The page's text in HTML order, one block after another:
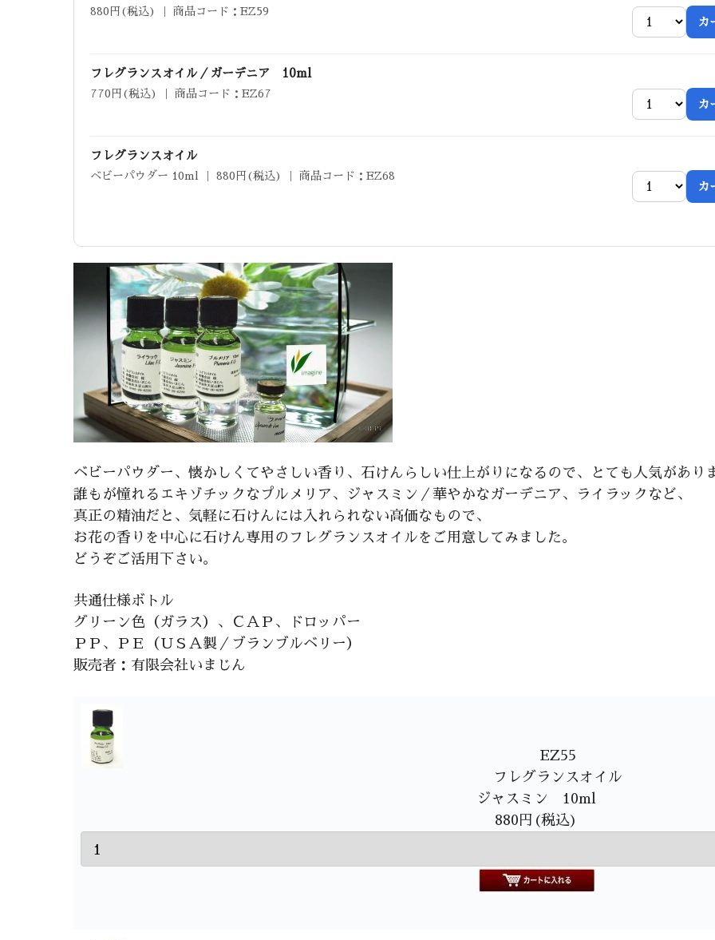
880円(税込) ｜ 商品コード：EZ59
カ
フレグランスオイル／ガーデニア 10ml
770円(税込) ｜ 商品コード：EZ67
カ
フレグランスオイル
ベビーパウダー 10ml ｜ 880円(税込) ｜ 商品コード：EZ68
カ
ベビーパウダー、懐かしくてやさしい香り、石けんらしい仕上がりになるので、とても人気があり
誰もが憧れるエキゾチックなプルメリア、ジャスミン／華やかなガーデニア、ライラックなど、
真正の精油だと、気軽に石けんには入れられない高価なもので、
お花の香りを中心に石けん専用のフレグランスオイルをご用意してみました。
どうぞご活用下さい。
共通仕様ボトル
グリーン色（ガラス）、ＣＡＰ、ドロッパー
ＰＰ、ＰＥ（ＵＳＡ製／ブランブルベリー）
販売者：有限会社いまじん
EZ55
フレグランスオイル
ジャスミン 10ml
880円(税込)